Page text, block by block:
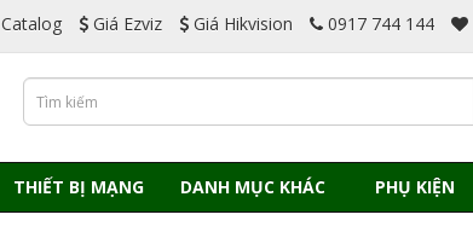
Catalog Giá Ezviz Giá Hikvision 0917 744 144
THIẾT BỊ MẠNG DANH MỤC KHÁC PHỤ KIỆN